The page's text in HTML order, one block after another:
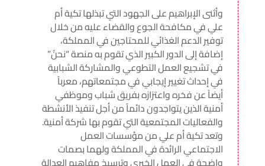
وأثنى الإبراهيم على الجهود التي تبذلها تكية أم
علي في مكافحة الجوع والقضاء عليه من خلال
توفير الدعم الغذائي للمحتاجين في المملكة،
إضافة إلى الدور الكبير الذي تقوم به منصة “نحنُ”
في تشجيع العمل التطوعي والمشاركة الشبابية
في إحداث تغيير إيجابي في مجتمعاتهم، معرباً
أيضاً عن فخره واعتزازه بفريق شباب وموظفي
أمنية الذين يتواجدون دائماً من أجل تنفيذ الأنشطة
والفعاليات المجتمعية التي تقوم بها شركة أمنية.
وتعد تكية أم علي من مؤسسات العمل
الاجتماعي الرائدة في المملكة ولهما بصمات